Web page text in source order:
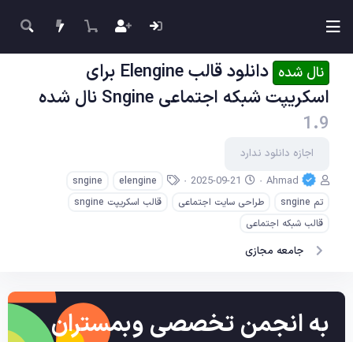
نال شده
دانلود قالب Elengine برای
اسکریپت شبکه اجتماعی Sngine نال شده
1.9
اجازه دانلود ندارد
ن
ی
س
د
Ahmad
ت
ر
2025-09-21
چ
elengine
sngine
تم sngine
طراحی سایت اجتماعی
قالب اسکریپت sngine
قالب شبکه اجتماعی
جامعه مجازی
به انجمن تخصصی وبمستران